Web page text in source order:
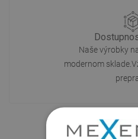
Naše výrobky
modernom